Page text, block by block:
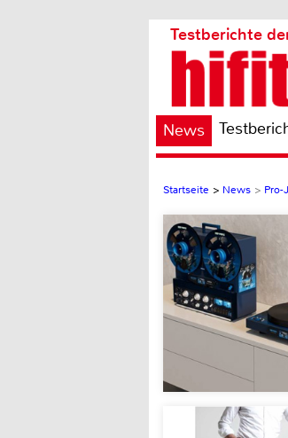
Testberichte
News
Startseite > News > Pro-